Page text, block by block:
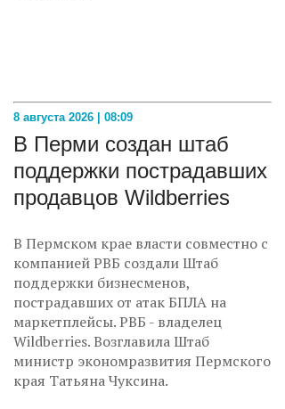
8 августа 2026 | 08:09
В Перми создан штаб
поддержки пострадавших
продавцов Wildberries
В Пермском крае власти совместно с
компанией РВБ создали Штаб
поддержки бизнесменов,
пострадавших от атак БПЛА на
маркетплейсы. РВБ - владелец
Wildberries. Возглавила Штаб
министр экономразвития Пермского
края Татьяна Чуксина.